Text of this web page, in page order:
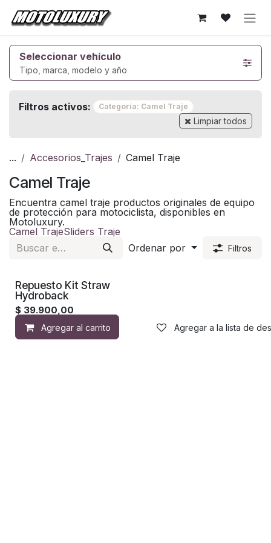
Ir al contenido
Seleccionar vehículo
Tipo, marca, modelo y año
Filtros activos: Categoría: Camel Traje
Limpiar todos
... Accesorios_Trajes Camel Traje
Camel Traje
Encuentra camel traje productos originales de equipo
de protección para motociclista, disponibles en
Motoluxury.
Camel TrajeSliders Traje
Ordenar por
Filtros
Repuesto Kit Straw
Hydroback
$ 39.900,00
Agregar al carrito Agregar a la lista de